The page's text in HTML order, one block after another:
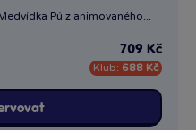
Pú z animovaného...
709 Kč
Klub: 688 Kč